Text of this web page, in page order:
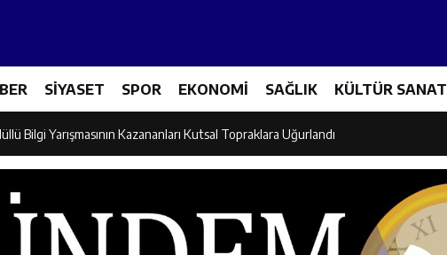
SİYASET SPOR EKONOMİ SAĞLIK KÜLTÜR SANAT
Semt Pazarında Bilgilendirme Faaliyeti
Bilgi Yarışmasının Kazananları Kutsal Topraklara Uğurlandı
Yaz Akşamlarına Açık Hava Sineması Renk Kattı